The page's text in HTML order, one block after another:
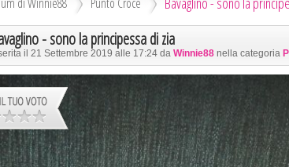
Notizie
- sono la principessa di zia
il 21 Settembre 2019 alle 17:24 da Winnie88 nella categoria